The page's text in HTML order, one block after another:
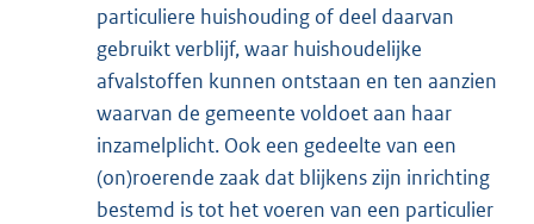
particuliere huishouding of deel daarvan
gebruikt verblijf, waar huishoudelijke
afvalstoffen kunnen ontstaan en ten aanzien
waarvan de gemeente voldoet aan haar
inzamelplicht. Ook een gedeelte van een
(on)roerende zaak dat blijkens zijn inrichting
bestemd is tot het voeren van een particulier